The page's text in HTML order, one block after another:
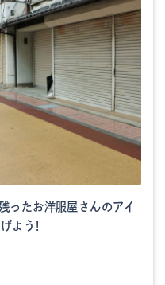
ったお洋服屋さんのアイ
よう！